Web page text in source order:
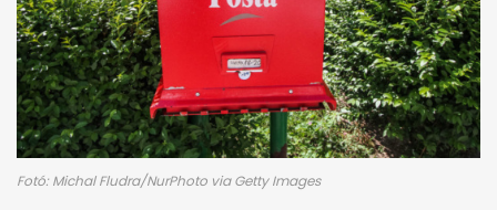
Fotó: Michal Fludra/NurPhoto via Getty Images